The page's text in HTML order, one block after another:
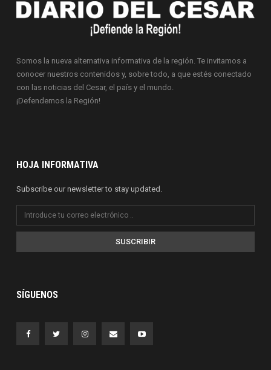
Somos la nueva alternativa informativa de la región. Te invitamos a
conocer nuestros contenidos y, sobre todo, a que estés conectado
con las noticias del Cesar, el país y el mundo.
¡Defendemos la Región!
HOJA INFORMATIVA
Subscribe our newsletter to stay updated.
SUSCRIBIR
SÍGUENOS